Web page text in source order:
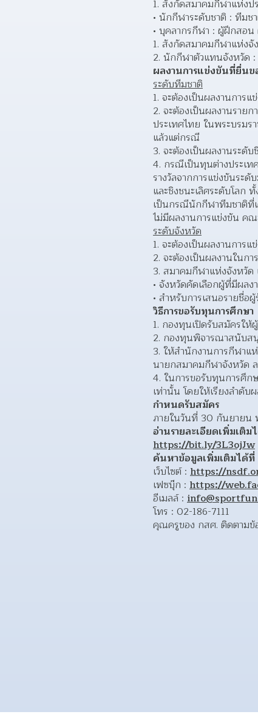
สังกัดสมาคมกีฬาแห่งป
นักกีฬาระดับชาติ : ทีมช
บุคลากรกีฬา : ผู้ฝึกสอน
สังกัดสมาคมกีฬาแห่งจั
นักกีฬาตัวแทนจังหวัด
ผลงานการแข่งขันที่ยื่น
ระดับทีมชาติ
จะต้องเป็นผลงานการ
จะต้องเป็นผลงานราย
ประเทศไทย ในพระบรม
แล้วแต่กรณี
จะต้องเป็นผลงานระดับ
กรณีเป็นทุนต่างประเ
รางวัลจากการแข่งขันระ
และชิงชนะเลิศระดับโล
เป็นกรณีนักกีฬาทีมชาติที่
ไม่มีผลงานการแข่งขัน ค
ระดับจังหวัด
จะต้องเป็นผลงานการ
จะต้องเป็นผลงานในก
สมาคมกีฬาแห่งจังหวัด
จังหวัดคัดเลือกผู้ที่มีผล
สำหรับการเสนอรายชื่
วิธีการขอรับทุนการศึกษา
กองทุนเปิดรับสมัครให้
กองทุนพิจารณาสนับส
ให้สำนักงานการกีฬาแ
นายกสมาคมกีฬาจังหวัด
ในการขอรับทุนการศึก
เท่านั้น โดยให้เรียงลำดั
กำหนดรับสมัคร
ภายในวันที่ 30 กันยายน
อ่านรายละเอียดเพิ่มเติม
https://bit.ly/3L3ojJw
ค้นหาข้อมูลเพิ่มเติมได้ที่
เว็บไซต์ : https://
เฟซบุ๊ก : https://
อีเมลล์ :
โทร : 02-186-7111
คุณครูของ กสศ. ติดตามข้